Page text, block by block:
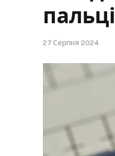
27 Серпня 2024